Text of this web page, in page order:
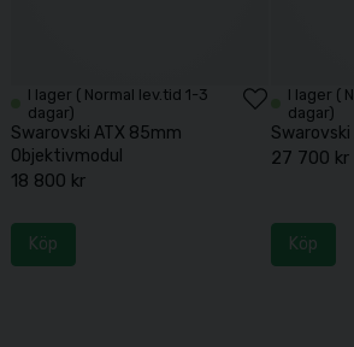
I lager ( Normal lev.tid 1-3
dagar)
Swarovski ATX 85mm
Objektivmodul
18 800 kr
Köp
I lager (
dagar)
Swarovski
27 700 kr
Köp